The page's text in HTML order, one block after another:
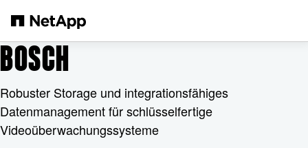
BOSCH
Robuster Storage und integrationsfähiges
Datenmanagement für schlüsselfertige
Videoüberwachungssysteme